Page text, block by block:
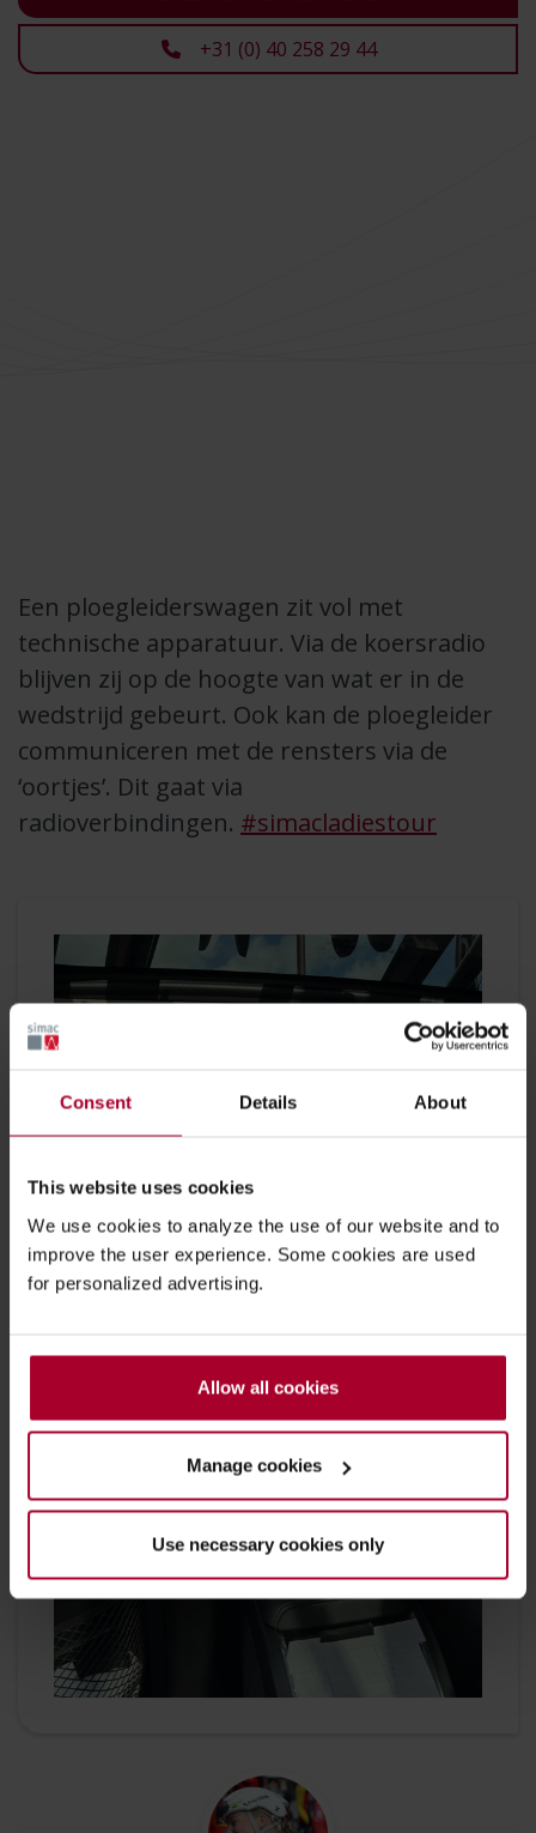
Consent Details About
This website uses cookies
We use cookies to analyze the use of our website and to
improve the user experience. Some cookies are used
for personalized advertising.
Allow all cookies
Manage cookies
Use necessary cookies only
+31 (0) 40 258 29 44
Een ploegleiderswagen zit vol met
technische apparatuur. Via de koersradio
blijven zij op de hoogte van wat er in de
wedstrijd gebeurt. Ook kan de ploegleider
communiceren met de rensters via de
‘oortjes’. Dit gaat via
radioverbindingen. #simacladiestour